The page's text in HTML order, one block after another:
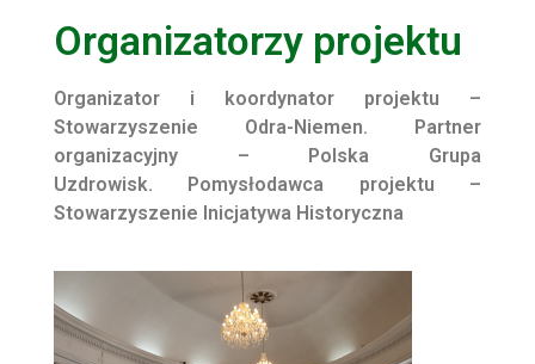
Organizatorzy projektu
Organizator i koordynator projektu –
Stowarzyszenie Odra-Niemen. Partner
organizacyjny – Polska Grupa
Uzdrowisk. Pomysłodawca projektu –
Stowarzyszenie Inicjatywa Historyczna